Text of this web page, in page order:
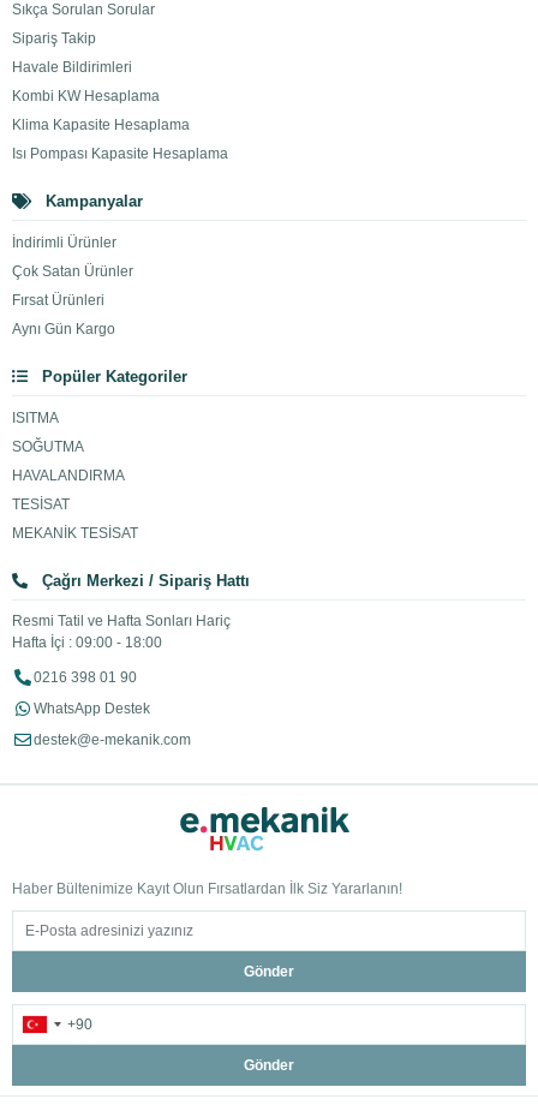
Sıkça Sorulan Sorular
Sipariş Takip
Havale Bildirimleri
Kombi KW Hesaplama
Klima Kapasite Hesaplama
Isı Pompası Kapasite Hesaplama
Kampanyalar
İndirimli Ürünler
Çok Satan Ürünler
Fırsat Ürünleri
Aynı Gün Kargo
Popüler Kategoriler
ISITMA
SOĞUTMA
HAVALANDIRMA
TESİSAT
MEKANİK TESİSAT
Çağrı Merkezi / Sipariş Hattı
Resmi Tatil ve Hafta Sonları Hariç
Hafta İçi : 09:00 - 18:00
0216 398 01 90
WhatsApp Destek
destek@e-mekanik.com
Haber Bültenimize Kayıt Olun Fırsatlardan İlk Siz Yararlanın!
Gönder
Gönder